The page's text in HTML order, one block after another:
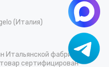
(Италия)
фабрики
сертифицирован